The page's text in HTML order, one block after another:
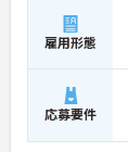
雇用形態
応募要件